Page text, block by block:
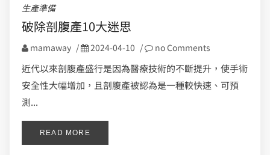
生產準備
破除剖腹產10大迷思
mamaway / 2024-04-10 / no Comments
近代以來剖腹產盛行是因為醫療技術的不斷提升，使手術
安全性大幅增加，且剖腹產被認為是一種較快速、可預
測...
READ MORE